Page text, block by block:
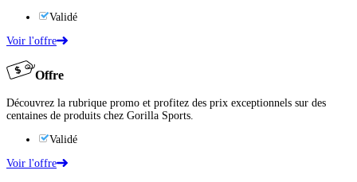
Validé
Voir l'offre
Offre
Découvrez la rubrique promo et profitez des prix exceptionnels sur des
centaines de produits chez Gorilla Sports.
Validé
Voir l'offre